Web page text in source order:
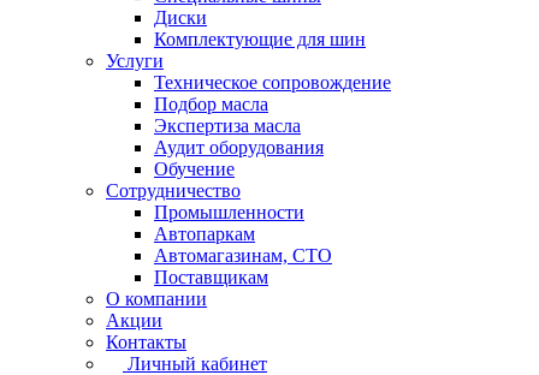
Диски
Комплектующие для шин
Услуги
Техническое сопровождение
Подбор масла
Экспертиза масла
Аудит оборудования
Обучение
Сотрудничество
Промышленности
Автопаркам
Автомагазинам, СТО
Поставщикам
О компании
Акции
Контакты
Личный кабинет